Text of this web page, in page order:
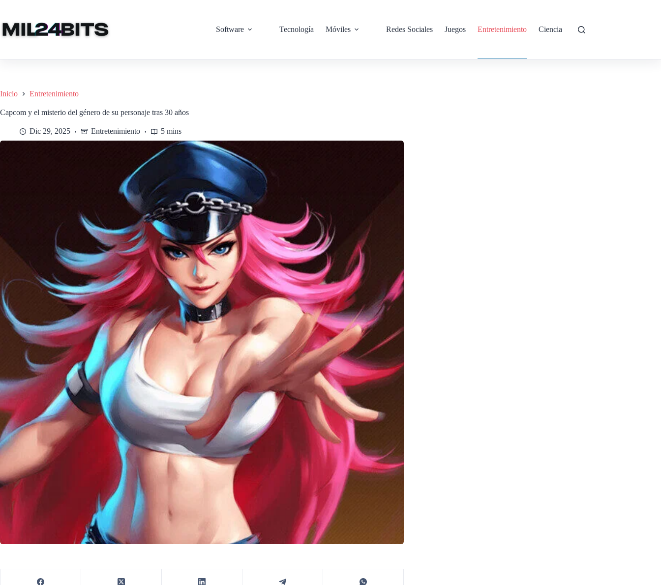
contenido
Software
Tecnología Móviles Redes Sociales Juegos Entretenimiento Ciencia
Inicio Entretenimiento
Capcom y el misterio del género de su personaje tras 30 años
Dic 29, 2025 Entretenimiento 5 mins